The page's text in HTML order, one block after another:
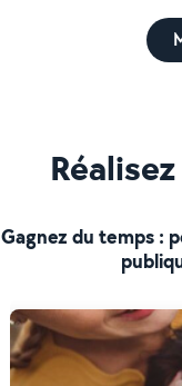
Gagnez du temps :